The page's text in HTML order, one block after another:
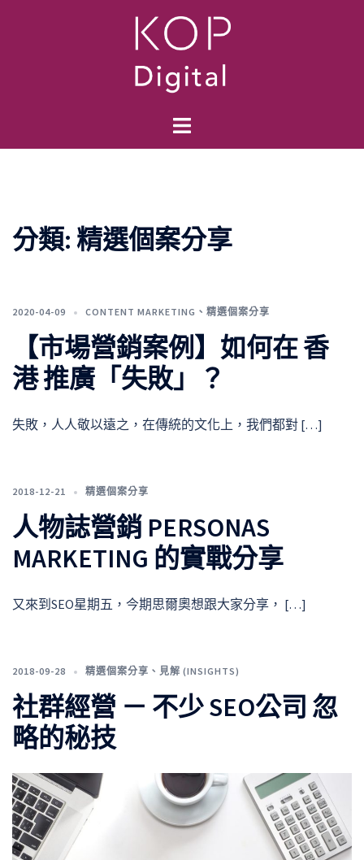
Toggle
分類: 精選個案分享
2020-04-09 CONTENT MARKETING 、 精選個案分享
【市場營銷案例】如何在 香
港 推廣「失敗」？
失敗，人人敬以遠之，在傳統的文化上，我們都對 […]
2018-12-21 精選個案分享
人物誌營銷 PERSONAS
MARKETING 的實戰分享
又來到SEO星期五，今期思爾奧想跟大家分享， […]
2018-09-28 精選個案分享 、 見解 (INSIGHTS)
社群經營 － 不少 SEO公司 忽
略的秘技